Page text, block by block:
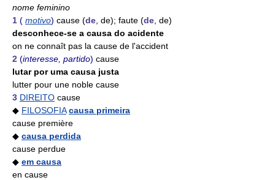
nome feminino
1 ( motivo) cause (de , de); faute (de , de)
desconhece-se a causa do acidente
on ne connaît pas la cause de l'accident
2 (interesse, partido) cause
lutar por uma causa justa
lutter pour une noble cause
3 DIREITO cause
◆ FILOSOFIA causa primeira
cause première
◆ causa perdida
cause perdue
◆ em causa
en cause